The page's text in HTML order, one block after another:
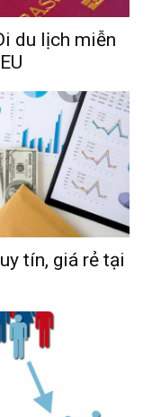
du lịch miễn
tín, giá rẻ tại